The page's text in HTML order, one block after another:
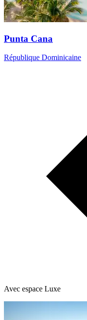
Punta Cana
République Dominicaine
Avec espace Luxe